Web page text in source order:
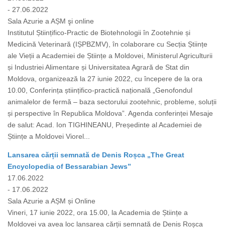
- 27.06.2022
Sala Azurie a AȘM şi online
Institutul Științifico-Practic de Biotehnologii în Zootehnie și
Medicină Veterinară (IȘPBZMV), în colaborare cu Secția Științe
ale Vieții a Academiei de Științe a Moldovei, Ministerul Agriculturii
și Industriei Alimentare și Universitatea Agrară de Stat din
Moldova, organizează la 27 iunie 2022, cu începere de la ora
10.00, Conferința științifico-practică națională „Genofondul
animalelor de fermă – baza sectorului zootehnic, probleme, soluții
și perspective în Republica Moldova”. Agenda conferinței Mesaje
de salut: Acad. Ion TIGHINEANU, Președinte al Academiei de
Științe a Moldovei Viorel...
Lansarea cărții semnată de Denis Roșca „The Great
Encyclopedia of Bessarabian Jews”
17.06.2022
- 17.06.2022
Sala Azurie a AȘM și Online
Vineri, 17 iunie 2022, ora 15.00, la Academia de Științe a
Moldovei va avea loc lansarea cărții semnată de Denis Roșca